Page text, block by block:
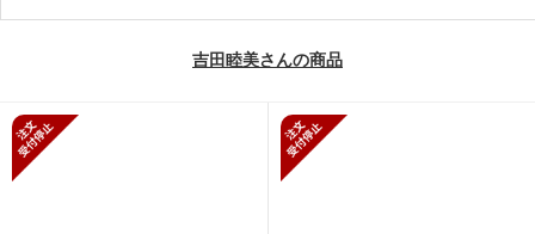
吉田睦美さんの商品